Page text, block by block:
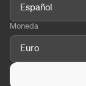
Español
Moneda
Euro